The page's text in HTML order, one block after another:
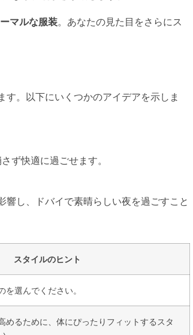
ず快適に過ごせます。
スタイルのヒント
を選んでください。
めるために、体にぴったりフィットするスタ
。